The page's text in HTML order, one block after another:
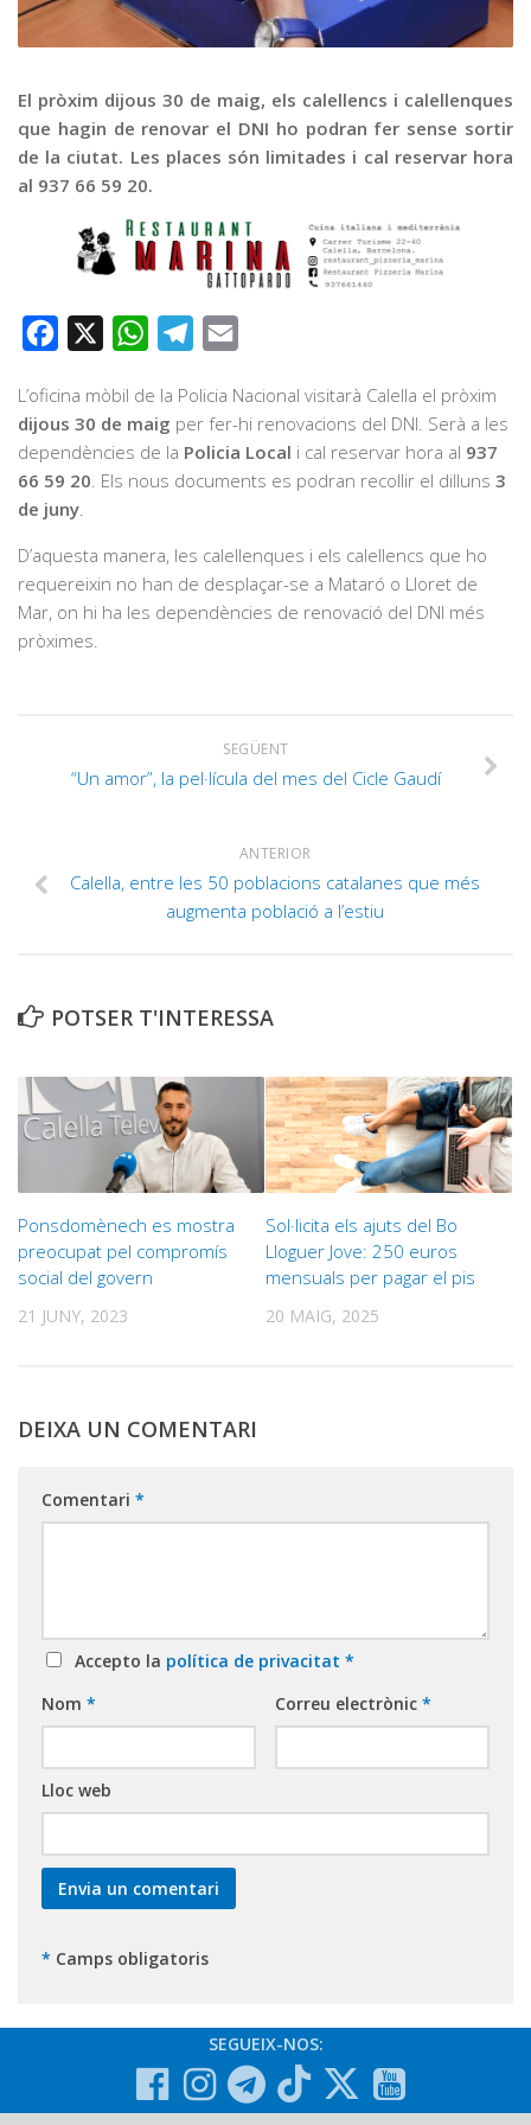
Publicitat
Contacte
El pròxim dijous 30 de maig, els calellencs i calellenques
que hagin de renovar el DNI ho podran fer sense sortir
de la ciutat. Les places són limitades i cal reservar hora
al 937 66 59 20.
Facebook WhatsAppTelegram
L’oficina mòbil de la Policia Nacional visitarà Calella el pròxim
dijous 30 de maig per fer-hi renovacions del DNI. Serà a les
dependències de la Policia Local i cal reservar hora al 937
66 59 20 . Els nous documents es podran recollir el dilluns 3
de juny
D’aquesta manera, les calellenques i els calellencs que ho
requereixin no han de desplaçar-se a Mataró o Lloret de
Mar, on hi ha les dependències de renovació del DNI més
pròximes.
SEGÜENT
“Un amor”, la pel·lícula del mes del Cicle Gaudí
ANTERIOR
Calella, entre les 50 poblacions catalanes que més
augmenta població a l’estiu
POTSER T'INTERESSA
Ponsdomènech es mostra
preocupat pel compromís
social del govern
21 JUNY, 2023
Sol·licita els ajuts del Bo
Lloguer Jove: 250 euros
mensuals per pagar el pis
20 MAIG, 2025
DEIXA UN COMENTARI
Comentari *
Accepto la política de privacitat *
Nom * Correu electrònic *
Lloc web
* Camps obligatoris
SEGUEIX-NOS: